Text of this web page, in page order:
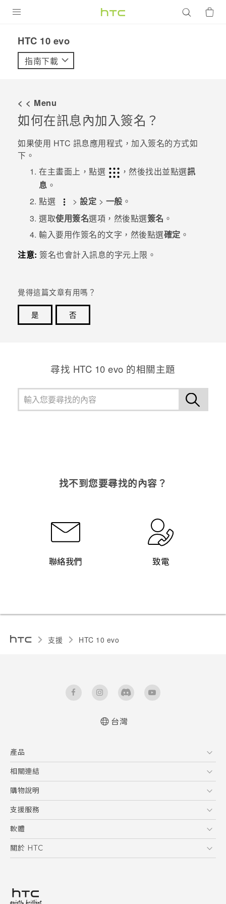
VIVE
配件
優惠專區
焦點訊息
校園專案
企業採購
銷售通路
支援服務
VIVELAND
HTC 10 evo‎
指南下載
< < Menu
如何在訊息內加入簽名？
如果使用 HTC 訊息應用程式，加入簽名的方式如
下。
在主畫面上，點選 ，然後找出並點選訊
息 。
點選
> 設定 > 一般 。
選取使用簽名選項，然後點選簽名 。
輸入要用作簽名的文字，然後點選確定 。
注意: 簽名也會計入訊息的字元上限。
覺得這篇文章有用嗎？
是
否
尋找 HTC 10 evo 的相關主題
找不到您要尋找的內容？
聯絡我們 致電
支援 HTC 10 evo‎
台灣
產品
5G
智慧型手機
配件
相關連結
HTC Research
購物說明
購物須知
訂單管理
付款方式
支援服務
到府收送維修服務
服務中心資訊
客戶服務佈告欄
軟體
應用程式
HTC Sync Manager
關於 HTC
投資人